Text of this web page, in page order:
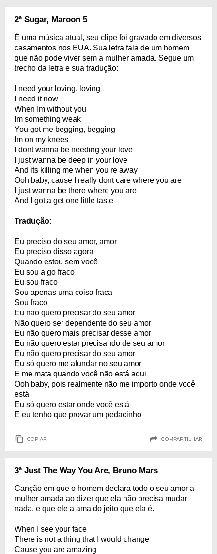
2ª Sugar, Maroon 5
É uma música atual, seu clipe foi gravado em diversos
casamentos nos EUA. Sua letra fala de um homem
que não pode viver sem a mulher amada. Segue um
trecho da letra e sua tradução:
I need your loving, loving
I need it now
When Im without you
Im something weak
You got me begging, begging
Im on my knees
I dont wanna be needing your love
I just wanna be deep in your love
And its killing me when you re away
Ooh baby, cause I really dont care where you are
I just wanna be there where you are
And I gotta get one little taste
Tradução:
Eu preciso do seu amor, amor
Eu preciso disso agora
Quando estou sem você
Eu sou algo fraco
Eu sou fraco
Sou apenas uma coisa fraca
Sou fraco
Eu não quero precisar do seu amor
Não quero ser dependente do seu amor
Eu não quero mais precisar desse amor
Eu não quero estar precisando de seu amor
Eu não quero precisar do seu amor
Eu só quero me afundar no seu amor
E me mata quando você não está aqui
Ooh baby, pois realmente não me importo onde você
está
Eu só quero estar onde você está
E eu tenho que provar um pedacinho
COPIAR COMPARTILHAR
3ª Just The Way You Are, Bruno Mars
Canção em que o homem declara todo o seu amor a
mulher amada ao dizer que ela não precisa mudar
nada, e que ele a ama do jeito que ela é.
When I see your face
There is not a thing that I would change
Cause you are amazing